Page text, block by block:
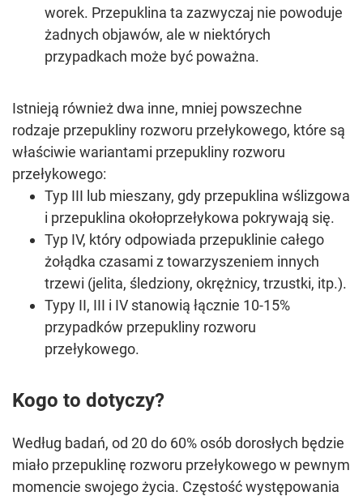
worek. Przepuklina ta zazwyczaj nie powoduje
żadnych objawów, ale w niektórych
przypadkach może być poważna.
Istnieją również dwa inne, mniej powszechne
rodzaje przepukliny rozworu przełykowego, które są
właściwie wariantami przepukliny rozworu
przełykowego:
Typ III lub mieszany, gdy przepuklina wślizgowa
i przepuklina okołoprzełykowa pokrywają się.
Typ IV, który odpowiada przepuklinie całego
żołądka czasami z towarzyszeniem innych
trzewi (jelita, śledziony, okrężnicy, trzustki, itp.).
Typy II, III i IV stanowią łącznie 10-15%
przypadków przepukliny rozworu
przełykowego.
Kogo to dotyczy?
Według badań, od 20 do 60% osób dorosłych będzie
miało przepuklinę rozworu przełykowego w pewnym
momencie swojego życia. Częstość występowania